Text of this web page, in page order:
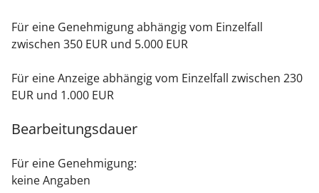
Für eine Genehmigung abhängig vom Einzelfall
zwischen 350 EUR und 5.000 EUR
Für eine Anzeige abhängig vom Einzelfall zwischen 230
EUR und 1.000 EUR
Bearbeitungsdauer
Für eine Genehmigung:
keine Angaben